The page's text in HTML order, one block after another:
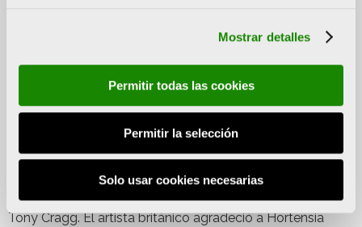
Mostrar detalles
Permitir todas las cookies
Permitir la selección
Solo usar cookies necesarias
La inauguración ha tenido lugar esta noche en un acto
que ha reunido a más de 400 invitados. Ha estado
presidido por la propia Hortensia Herrero y por el artista,
Tony Cragg. El artista británico agradeció a Hortensia